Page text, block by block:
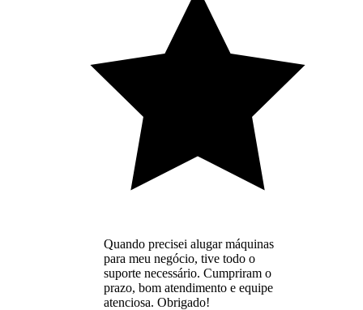
Quando precisei alugar máquinas
para meu negócio, tive todo o
suporte necessário. Cumpriram o
prazo, bom atendimento e equipe
atenciosa. Obrigado!